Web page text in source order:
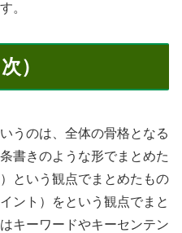
。
）
うのは、全体の骨格となる
書きのような形でまとめた
という観点でまとめたもの
ント）をという観点でまと
キーワードやキーセンテン